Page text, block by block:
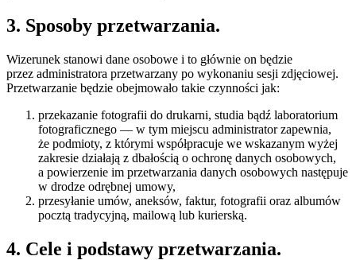
3. Sposoby przetwarzania.
Wizerunek stanowi dane osobowe i to głównie on będzie
przez administratora przetwarzany po wykonaniu sesji zdjęciowej.
Przetwarzanie będzie obejmowało takie czynności jak:
przekazanie fotografii do drukarni, studia bądź laboratorium
fotograficznego — w tym miejscu administrator zapewnia,
że podmioty, z którymi współpracuje we wskazanym wyżej
zakresie działają z dbałością o ochronę danych osobowych,
a powierzenie im przetwarzania danych osobowych następuje
w drodze odrębnej umowy,
przesyłanie umów, aneksów, faktur, fotografii oraz albumów
pocztą tradycyjną, mailową lub kurierską.
4. Cele i podstawy przetwarzania.